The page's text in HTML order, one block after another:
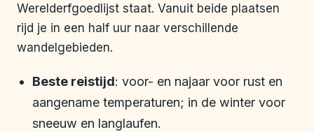
Werelderfgoedlijst staat. Vanuit beide plaatsen
rijd je in een half uur naar verschillende
wandelgebieden.
Beste reistijd: voor- en najaar voor rust en
aangename temperaturen; in de winter voor
sneeuw en langlaufen.